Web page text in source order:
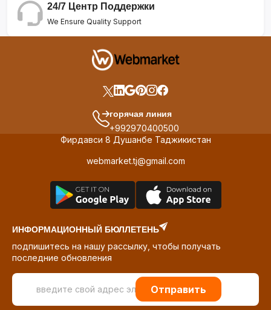
24/7 Центр Поддержки
We Ensure Quality Support
горячая линия
+992970400500
Фирдавси 8 Душанбе Таджикистан
webmarket.tj@gmail.com
ИНФОРМАЦИОННЫЙ БЮЛЛЕТЕНЬ
подпишитесь на нашу рассылку, чтобы получать
последние обновления
Отправить